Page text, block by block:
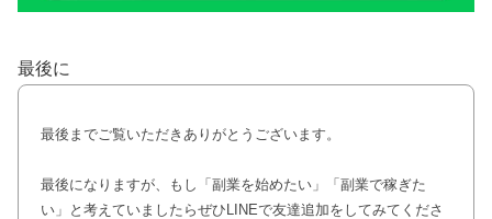
最後に
最後までご覧いただきありがとうございます。
最後になりますが、もし「副業を始めたい」「副業で稼ぎた
い」と考えていましたらぜひLINEで友達追加をしてみてくださ